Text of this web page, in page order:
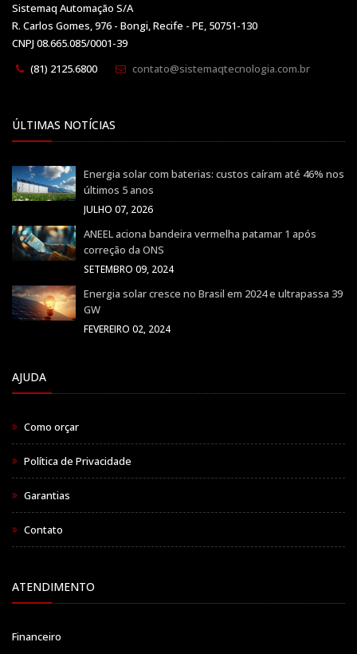
Sistemaq Automação S/A
R. Carlos Gomes, 976 - Bongi, Recife - PE, 50751-130
CNPJ 08.665.085/0001-39
(81) 2125.6800
contato@sistemaqtecnologia.com.br
ÚLTIMAS NOTÍCIAS
Energia solar com baterias: custos caíram até 46% nos
últimos 5 anos
JULHO 07, 2026
ANEEL aciona bandeira vermelha patamar 1 após
correção da ONS
SETEMBRO 09, 2024
Energia solar cresce no Brasil em 2024 e ultrapassa 39
GW
FEVEREIRO 02, 2024
AJUDA
Como orçar
Política de Privacidade
Garantias
Contato
ATENDIMENTO
Financeiro